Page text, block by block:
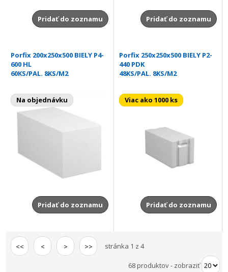
Pridať do zoznamu Pridať do zoznamu
Porfix 200x250x500 BIELY P4-
600 HL
60KS/PAL. 8KS/M2
Na objednávku
Pridať do zoznamu
Porfix 250x250x500 BIELY P2-
440 PDK
48KS/PAL. 8KS/M2
Viac ako 1000 ks
Pridať do zoznamu
<< < > >> stránka 1 z 4
68 produktov- zobraziť